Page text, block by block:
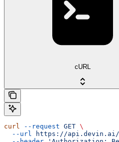
cURL
curl --request GET \
  --url
https://api.devin.ai/